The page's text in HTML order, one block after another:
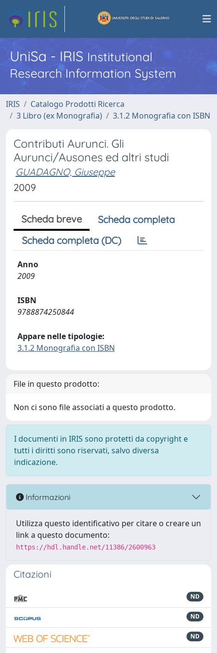
UniSa - IRISInstitutional
Research Information System
IRIS
Catalogo Prodotti Ricerca
3 Libro (ex Monografia)
3.1.2 Monografia con ISBN
Contributi Aurunci. Gli
Aurunci/Ausones ed altri studi
GUADAGNO, Giuseppe
2009
Scheda breve
Scheda completa
Scheda completa (DC)
Anno
2009
ISBN
9788874250844
Appare nelle tipologie:
3.1.2 Monografia con ISBN
File in questo prodotto:
Non ci sono file associati a questo prodotto.
I documenti in IRIS sono protetti da copyright e
tutti i diritti sono riservati, salvo diversa
indicazione.
Informazioni
Utilizza questo identificativo per citare o creare un
link a questo documento:
https://hdl.handle.net/11386/2600963
Citazioni
ND
ND
ND